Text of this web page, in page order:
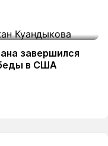
завершился
в США